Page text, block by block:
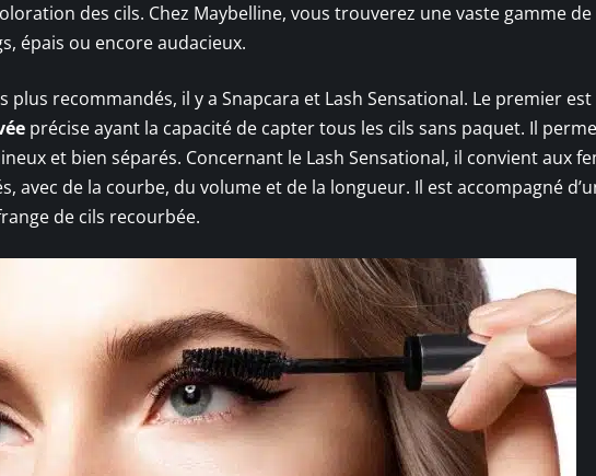
des cils. Chez Maybelline, vous trouverez une vaste gamme de
épais ou encore audacieux.
plus recommandés, il y a Snapcara et Lash Sensational. Le premier est
précise ayant la capacité de capter tous les cils sans paquet. Il
et bien séparés. Concernant le Lash Sensational, il convient aux
avec de la courbe, du volume et de la longueur. Il est accompagné
de cils recourbée.